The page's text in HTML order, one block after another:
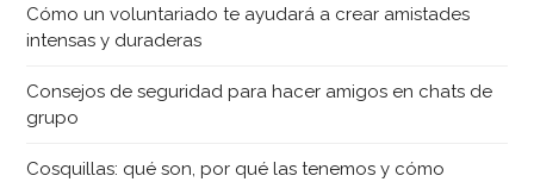
Cómo un voluntariado te ayudará a crear amistades
intensas y duraderas
Consejos de seguridad para hacer amigos en chats de
grupo
Cosquillas: qué son, por qué las tenemos y cómo